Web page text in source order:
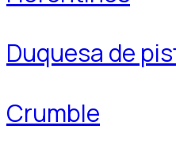
Duquesa de
Crumble